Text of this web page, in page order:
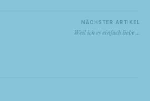
NÄCHSTER ARTIKEL
Weil ich es einfach liebe …